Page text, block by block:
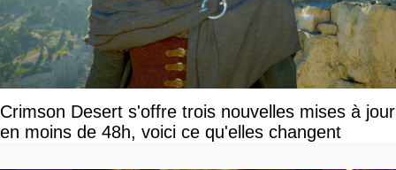
Crimson Desert s'offre trois nouvelles mises à jour
en moins de 48h, voici ce qu'elles changent